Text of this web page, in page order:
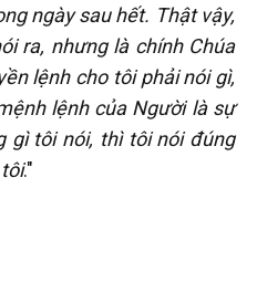
ngày sau hết. Thật vậy,
ra, nhưng là chính Chúa
lệnh cho tôi phải nói gì,
lệnh của Người là sự
gì tôi nói, thì tôi nói đúng
."